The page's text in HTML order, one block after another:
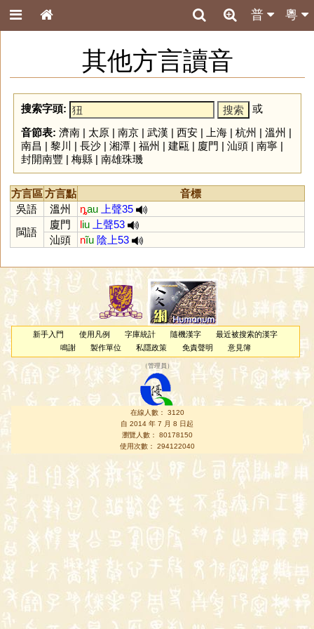
粵
普
其他方言讀音
搜索字頭:
或
音節表: 濟南| 太原| 南京| 武漢 | 西安| 上海| 杭州 | 溫州 |
南昌 | 黎川 | 長沙| 湘潭| 福州 | 建甌 | 廈門 | 汕頭| 南寧|
封開南豐 | 梅縣| 南雄珠璣
方言區方言點
音標
吳語
溫州 ȵau
上聲35
閩語
廈門 liu
上聲53
汕頭
nĩu 陰上53
新手入門 使用凡例 字庫統計 隨機漢字
最近被搜索的漢字
鳴謝
製作單位 私隱政策 免責聲明 意見簿
（管理員 ）
在線人數： 3120
自 2014 年 7 月 8 日起
瀏覽人數： 80178150
使用次數： 294122040